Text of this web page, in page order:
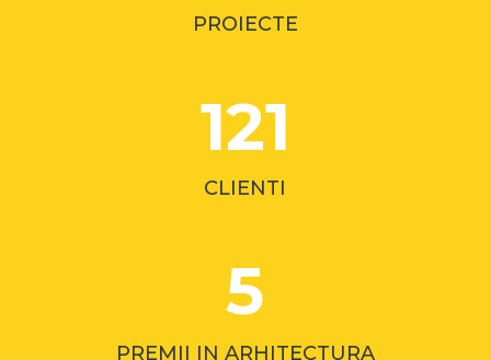
PROIECTE
121
CLIENTI
5
PREMII IN ARHITECTURA